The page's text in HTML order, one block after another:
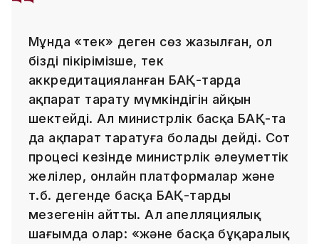
Мұнда «тек» деген сөз жазылған, ол
біздің пікірімізше, тек
аккредитацияланған БАҚ-тарда
ақпарат тарату мүмкіндігін айқын
шектейді. Ал министрлік басқа БАҚ-та
да ақпарат таратуға болады дейді. Сот
процесі кезінде министрлік әлеуметтік
желілер, онлайн платформалар және
т.б. дегенде басқа БАҚ-тарды
меңзегенін айтты. Ал апелляциялық
шағымда олар: «және басқа бұқаралық